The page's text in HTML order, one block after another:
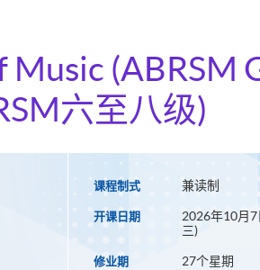
Music (ABRSM
六至八级)
课程制式 兼读制
开课日期
2026年10月7
三)
修业期 27个星期